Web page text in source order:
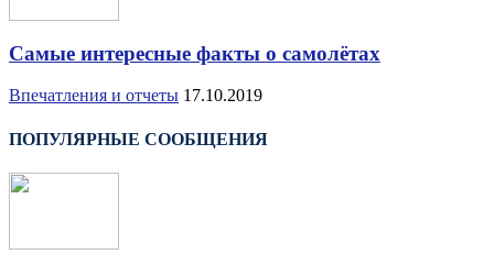
Самые интересные факты о самолётах
Впечатления и отчеты 17.10.2019
ПОПУЛЯРНЫЕ СООБЩЕНИЯ